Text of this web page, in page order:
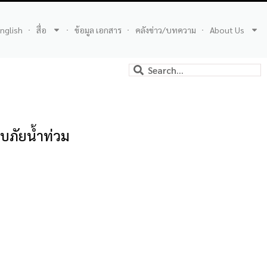
สื่อ ข้อมูล เอกสาร คลังข่าว/บทความ About Us
ภัยน้ำท่วม